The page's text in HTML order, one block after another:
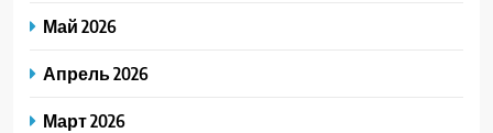
Май 2026
Апрель 2026
Март 2026